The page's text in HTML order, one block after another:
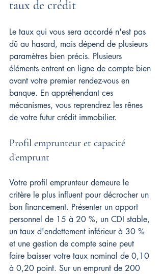
taux de crédit
Le taux qui vous sera accordé n'est pas
dû au hasard, mais dépend de plusieurs
paramètres bien précis. Plusieurs
éléments entrent en ligne de compte bien
avant votre premier rendez-vous en
banque. En appréhendant ces
mécanismes, vous reprendrez les rênes
de votre futur crédit immobilier.
Profil emprunteur et capacité
d'emprunt
Votre profil emprunteur demeure le
critère le plus influent pour décrocher un
bon financement. Présenter un apport
personnel de 15 à 20 %, un CDI stable,
un taux d'endettement inférieur à 30 %
et une gestion de compte saine peut
faire baisser votre taux nominal de 0,10
à 0,20 point. Sur un emprunt de 200